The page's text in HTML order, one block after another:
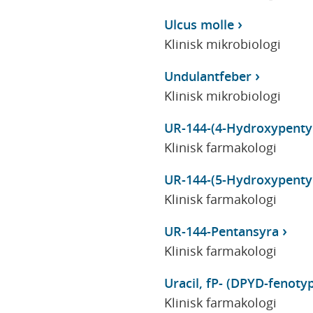
Ulcus molle
Klinisk mikrobiologi
Undulantfeber
Klinisk mikrobiologi
UR-144-(4-
Klinisk farmakologi
UR-144-(5-
Klinisk farmakologi
UR-144-Pentansyra
Klinisk farmakologi
Uracil, fP- (DPYD-
Klinisk farmakologi